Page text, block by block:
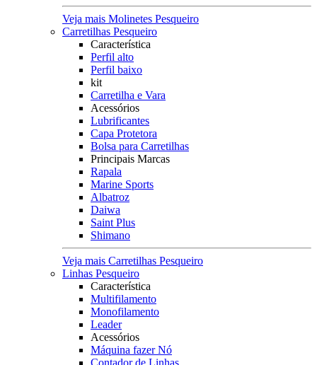
Veja mais Molinetes Pesqueiro
Carretilhas Pesqueiro
Característica
Perfil alto
Perfil baixo
kit
Carretilha e Vara
Acessórios
Lubrificantes
Capa Protetora
Bolsa para Carretilhas
Principais Marcas
Rapala
Marine Sports
Albatroz
Daiwa
Saint Plus
Shimano
Veja mais Carretilhas Pesqueiro
Linhas Pesqueiro
Característica
Multifilamento
Monofilamento
Leader
Acessórios
Máquina fazer Nó
Contador de Linhas